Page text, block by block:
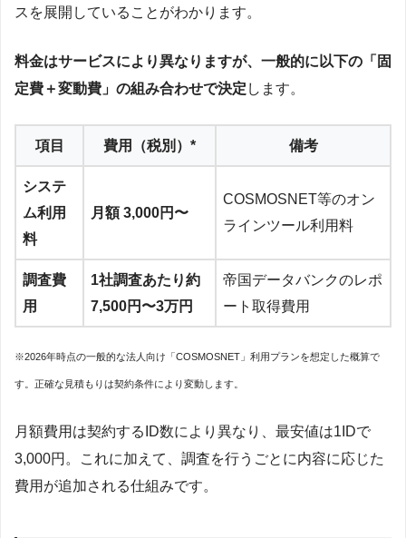
スを展開していることがわかります。
料金はサービスにより異なりますが、一般的に以下の「固
定費＋変動費」の組み合わせで決定 します。
項目 費用（税別）* 備考
システ
ム利用
料
月額 3,000円〜
COSMOSNET等のオン
ラインツール利用料
調査費
用
1社調査あたり約
7,500円〜3万円
帝国データバンクのレポ
ート取得費用
※2026年時点の一般的な法人向け「COSMOSNET」利用プランを想定した概算で
す。正確な見積もりは契約条件により変動します。
月額費用は契約するID数により異なり、最安値は1IDで
3,000円。これに加えて、調査を行うごとに内容に応じた
費用が追加される仕組みです。